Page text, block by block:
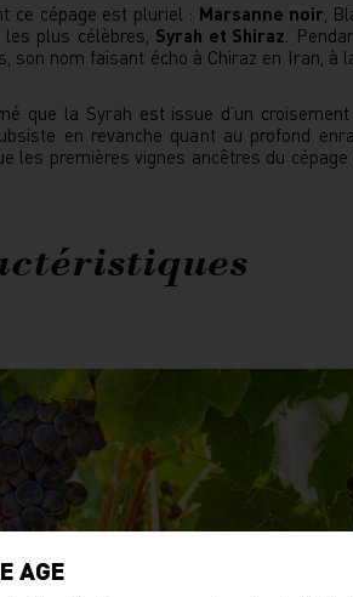
ce cépage est pluriel : Marsanne noir,
plus célèbres, Syrah et Shiraz.
nom faisant écho à Chiraz en Iran, à
que la Syrah est issue d’un
en revanche quant au profond
les premières vignes ancêtres du
AGE